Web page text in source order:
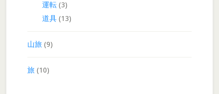
運転(3)
道具(13)
山旅 (9)
旅 (10)